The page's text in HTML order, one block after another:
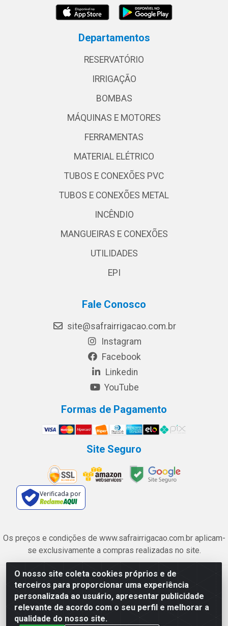
O nosso site coleta cookies próprios e de
terceiros para proporcionar uma experiência
personalizada ao usuário, apresentar publicidade
relevante de acordo com o seu perfil e melhorar a
qualidade do nosso site.
Departamentos
RESERVATÓRIO
IRRIGAÇÃO
BOMBAS
MÁQUINAS E MOTORES
FERRAMENTAS
MATERIAL ELÉTRICO
TUBOS E CONEXÕES PVC
TUBOS E CONEXÕES METAL
INCÊNDIO
MANGUEIRAS E CONEXÕES
UTILIDADES
EPI
Fale Conosco
site@safrairrigacao.com.br
Instagram
Facebook
Linkedin
YouTube
Formas de Pagamento
Site Seguro
Verificada por
Os preços e condições de www.safrairrigacao.com.br aplicam-
se exclusivamente a compras realizadas no site.
Safra Agrícola e Pecuária LTDA - Avenida Castelo Branco, 5330 -
Esplanada dos Anicuns, Goiânia/GO - CEP 74.433-205 - CNPJ
06.315.490/0001-00